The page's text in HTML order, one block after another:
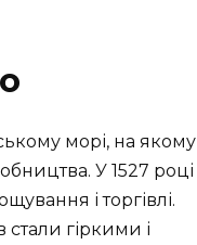
морі, на якому
У 1527 році
і торгівлі.
гіркими і